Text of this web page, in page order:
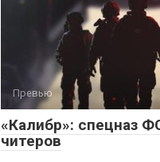
Превью
«Калибр»: спецназ
читеров